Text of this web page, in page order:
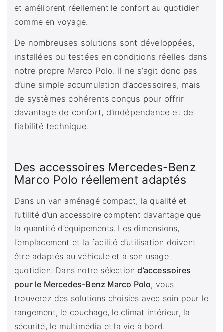
et améliorent réellement le confort au quotidien
comme en voyage.
De nombreuses solutions sont développées,
installées ou testées en conditions réelles dans
notre propre Marco Polo. Il ne s’agit donc pas
d’une simple accumulation d’accessoires, mais
de systèmes cohérents conçus pour offrir
davantage de confort, d’indépendance et de
fiabilité technique.
Des accessoires Mercedes-Benz
Marco Polo réellement adaptés
Dans un van aménagé compact, la qualité et
l’utilité d’un accessoire comptent davantage que
la quantité d’équipements. Les dimensions,
l’emplacement et la facilité d’utilisation doivent
être adaptés au véhicule et à son usage
quotidien. Dans notre sélectiond’accessoires
pour le Mercedes-Benz Marco Polo, vous
trouverez des solutions choisies avec soin pour le
rangement, le couchage, le climat intérieur, la
sécurité, le multimédia et la vie à bord.